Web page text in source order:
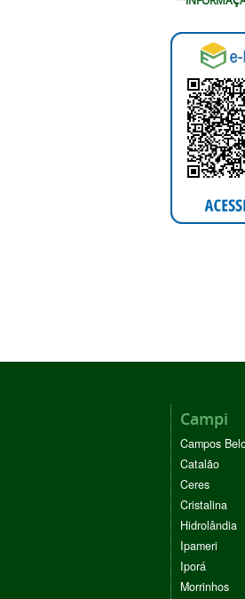
Campi
Campos
Catalão
Ceres
Cristalina
Hidrolândia
Ipameri
Iporá
Morrinhos